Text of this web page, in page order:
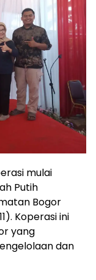
mulai
Putih
Bogor
Koperasi ini
yang
dan